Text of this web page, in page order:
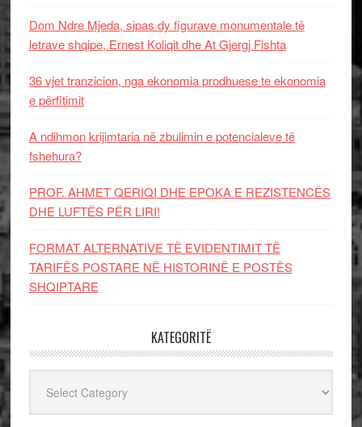
Dom Ndre Mjeda, sipas dy figurave monumentale të
letrave shqipe, Ernest Koliqit dhe At Gjergj Fishta
36 vjet tranzicion, nga ekonomia prodhuese te ekonomia
e përfitimit
A ndihmon krijimtaria në zbulimin e potencialeve të
fshehura?
PROF. AHMET QERIQI DHE EPOKA E REZISTENCЁS
DHE LUFTЁS PЁR LIRI!
FORMAT ALTERNATIVE TË EVIDENTIMIT TË
TARIFËS POSTARE NË HISTORINË E POSTËS
SHQIPTARE
KATEGORITË